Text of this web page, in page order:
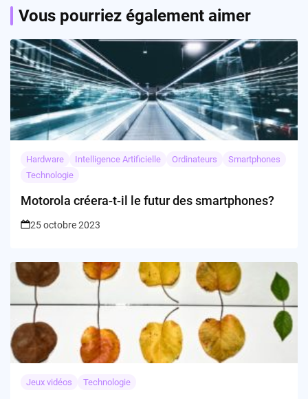
Vous pourriez également aimer
Hardware Intelligence Artificielle Ordinateurs
Smartphones
Technologie
Motorola créera-t-il le futur des smartphones?
25 octobre 2023
Jeux vidéos Technologie